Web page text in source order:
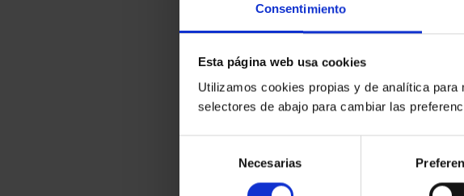
Consentimiento
Esta página web usa cookies
Utilizamos cookies propias y de analítica
selectores de abajo para cambiar las
consentimiento
Necesarias